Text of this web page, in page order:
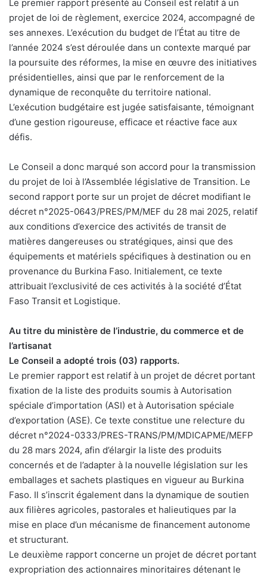
Le premier rapport présenté au Conseil est relatif à un
projet de loi de règlement, exercice 2024, accompagné de
ses annexes. L’exécution du budget de l’État au titre de
l’année 2024 s’est déroulée dans un contexte marqué par
la poursuite des réformes, la mise en œuvre des initiatives
présidentielles, ainsi que par le renforcement de la
dynamique de reconquête du territoire national.
L’exécution budgétaire est jugée satisfaisante, témoignant
d’une gestion rigoureuse, efficace et réactive face aux
défis.
Le Conseil a donc marqué son accord pour la transmission
du projet de loi à l’Assemblée législative de Transition. Le
second rapport porte sur un projet de décret modifiant le
décret n°2025-0643/PRES/PM/MEF du 28 mai 2025, relatif
aux conditions d’exercice des activités de transit de
matières dangereuses ou stratégiques, ainsi que des
équipements et matériels spécifiques à destination ou en
provenance du Burkina Faso. Initialement, ce texte
attribuait l’exclusivité de ces activités à la société d’État
Faso Transit et Logistique.
Au titre du ministère de l’industrie, du commerce et de
l’artisanat
Le Conseil a adopté trois (03) rapports.
Le premier rapport est relatif à un projet de décret portant
fixation de la liste des produits soumis à Autorisation
spéciale d’importation (ASI) et à Autorisation spéciale
d’exportation (ASE). Ce texte constitue une relecture du
décret n°2024-0333/PRES-TRANS/PM/MDICAPME/MEFP
du 28 mars 2024, afin d’élargir la liste des produits
concernés et de l’adapter à la nouvelle législation sur les
emballages et sachets plastiques en vigueur au Burkina
Faso. Il s’inscrit également dans la dynamique de soutien
aux filières agricoles, pastorales et halieutiques par la
mise en place d’un mécanisme de financement autonome
et structurant.
Le deuxième rapport concerne un projet de décret portant
expropriation des actionnaires minoritaires détenant le